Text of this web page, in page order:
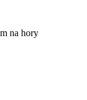
na hory